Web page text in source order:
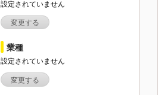
設定されていません
変更する
業種
設定されていません
変更する